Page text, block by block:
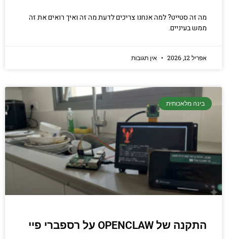
מה זה סטייט? למה אנחנו צריכים לדעת מה זה ואיך רואים את זה
ממש בעיניים.
אפריל 12, 2026 אין תגובות
בינה מלאכותית
התקנה של OPENCLAW על רספברי פיי